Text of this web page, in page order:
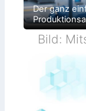
Der ganz
Bild: